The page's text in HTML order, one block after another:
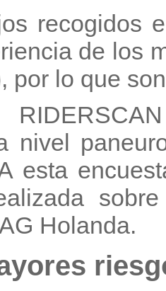
recogidos
de los
por lo que
nivel
esta
Holanda.